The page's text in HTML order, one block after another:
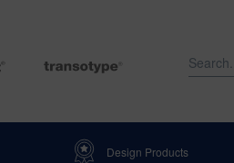
Design Products